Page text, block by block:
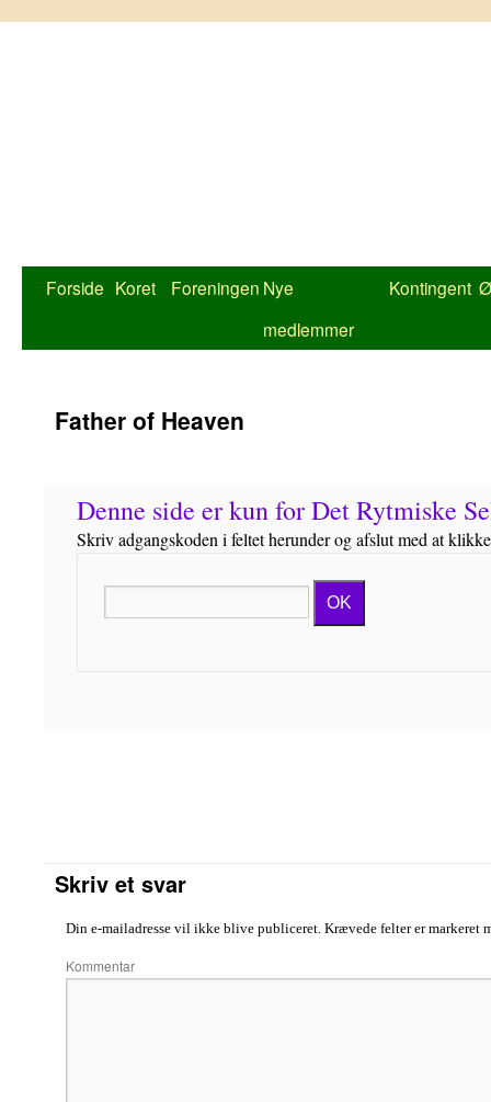
Forside Koret Foreningen Nye
medlemmer
Kontingent
Father of Heaven
Denne side er kun for Det Rytmiske
Skriv adgangskoden i feltet herunder og afslut med at
OK
Skriv et svar
Din e-mailadresse vil ikke blive publiceret. Krævede felter er markeret